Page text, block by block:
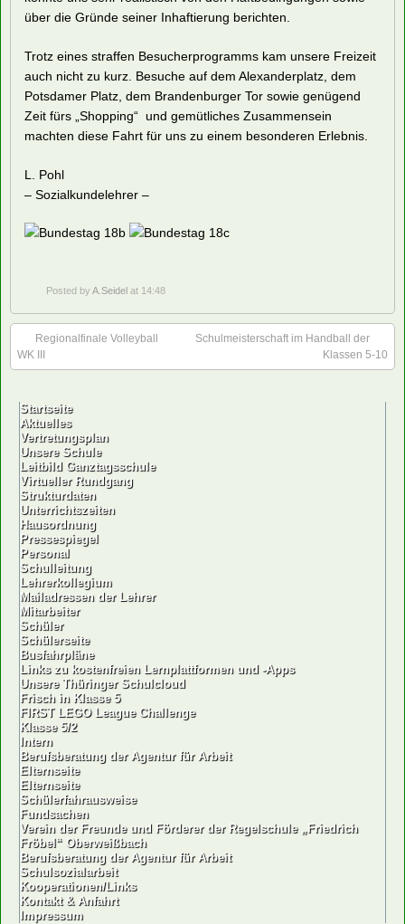
über die Gründe seiner Inhaftierung berichten.
Trotz eines straffen Besucherprogramms kam unsere Freizeit
auch nicht zu kurz. Besuche auf dem Alexanderplatz, dem
Potsdamer Platz, dem Brandenburger Tor sowie genügend
Zeit fürs „Shopping“ und gemütliches Zusammensein
machten diese Fahrt für uns zu einem besonderen Erlebnis.
L. Pohl
– Sozialkundelehrer –
Posted by A.Seidel at 14:48
Regionalfinale Volleyball
WK III
Schulmeisterschaft im Handball der
Klassen 5-10
Startseite
Aktuelles
Vertretungsplan
Unsere Schule
Leitbild Ganztagsschule
Virtueller Rundgang
Strukturdaten
Unterrichtszeiten
Hausordnung
Pressespiegel
Personal
Schulleitung
Lehrerkollegium
Mailadressen der Lehrer
Mitarbeiter
Schüler
Schülerseite
Busfahrpläne
Links zu kostenfreien Lernplattformen und -Apps
Unsere Thüringer Schulcloud
Frisch in Klasse 5
FIRST LEGO League Challenge
Klasse 5/2
Intern
Berufsberatung der Agentur für Arbeit
Elternseite
Elternseite
Schülerfahrausweise
Fundsachen
Verein der Freunde und Förderer der Regelschule „Friedrich
Fröbel“ Oberweißbach
Berufsberatung der Agentur für Arbeit
Schulsozialarbeit
Kooperationen/Links
Kontakt & Anfahrt
Impressum